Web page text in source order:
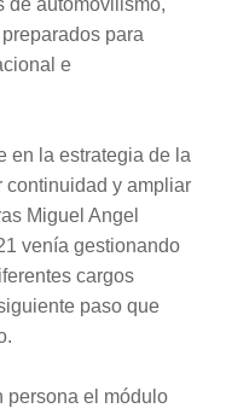
para
e
en la estrategia de la
continuidad y ampliar
Miguel Angel
venía gestionando
cargos
paso que
persona el módulo